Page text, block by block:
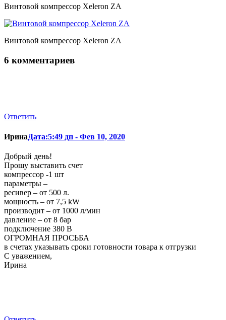
Винтовой компрессор Xeleron ZA
Винтовой компрессор Xeleron ZA
6 комментариев
Ответить
ИринаДата:5:49 дп - Фев 10, 2020
Добрый день!
Прошу выставить счет
компрессор -1 шт
параметры –
ресивер – от 500 л.
мощность – от 7,5 kW
производит – от 1000 л/мин
давление – от 8 бар
подключение 380 В
ОГРОМНАЯ ПРОСЬБА
в счетах указывать сроки готовности товара к отгрузки
С уважением,
Ирина